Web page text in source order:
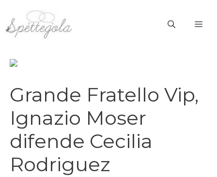
contenuto
Grande Fratello Vip,
Ignazio Moser
difende Cecilia
Rodriguez